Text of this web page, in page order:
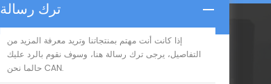
الإشتراك
ترك رسالة
إذا كانت أنت مهتم بمنتجاتنا وتريد معرفة المزيد من
التفاصيل، يرجى ترك رسالة هنا، وسوف نقوم بالرد عليك
حالما نحن CAN.